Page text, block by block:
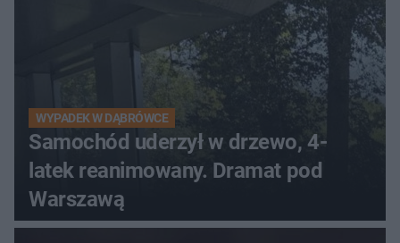
WYPADEK W DĄBRÓWCE
Samochód uderzył w drzewo, 4-
latek reanimowany. Dramat pod
Warszawą